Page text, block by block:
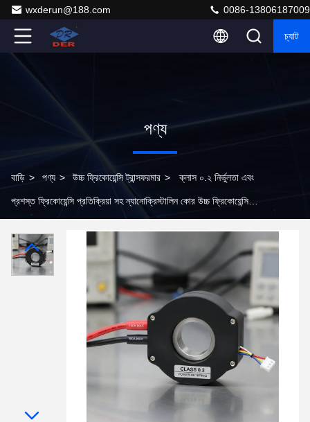
wxderun@188.com 0086-13806187009
চ্যাট
পণ্য
বাড়ি > পণ্য > উচ্চ ফ্রিকোয়েন্সি ট্রান্সফরমার > ক্লাস ০.২ নির্ভুলতা এবং
প্রশস্ত ফ্রিকোয়েন্সি প্রতিক্রিয়া সহ ন্যানোক্রিস্টালিন কোর উচ্চ ফ্রিকোয়েন্সি